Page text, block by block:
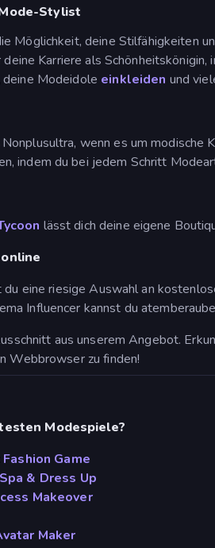
Stylist
Möglichkeit, deine Stilfähigkeiten
Karriere als
deine Modeidole einkleiden und
wenn es um modische
indem du bei jedem Schritt
lässt dich deine eigene
eine riesige Auswahl an
Influencer kannst du
aus unserem Angebot.
Webbrowser zu finden!
Modespiele?
Game
& Dress Up
Makeover
Maker